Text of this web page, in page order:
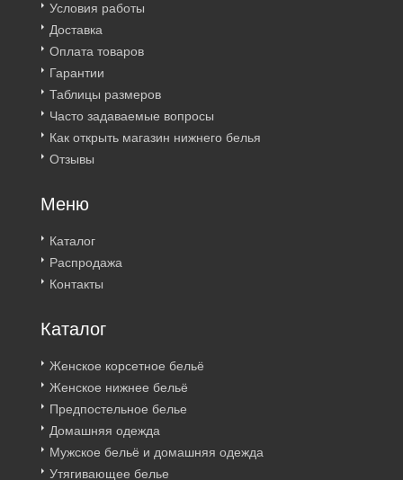
Условия работы
Доставка
Оплата товаров
Гарантии
Таблицы размеров
Часто задаваемые вопросы
Как открыть магазин нижнего белья
Отзывы
Меню
Каталог
Распродажа
Контакты
Каталог
Женское корсетное бельё
Женское нижнее бельё
Предпостельное белье
Домашняя одежда
Мужское бельё и домашняя одежда
Утягивающее белье